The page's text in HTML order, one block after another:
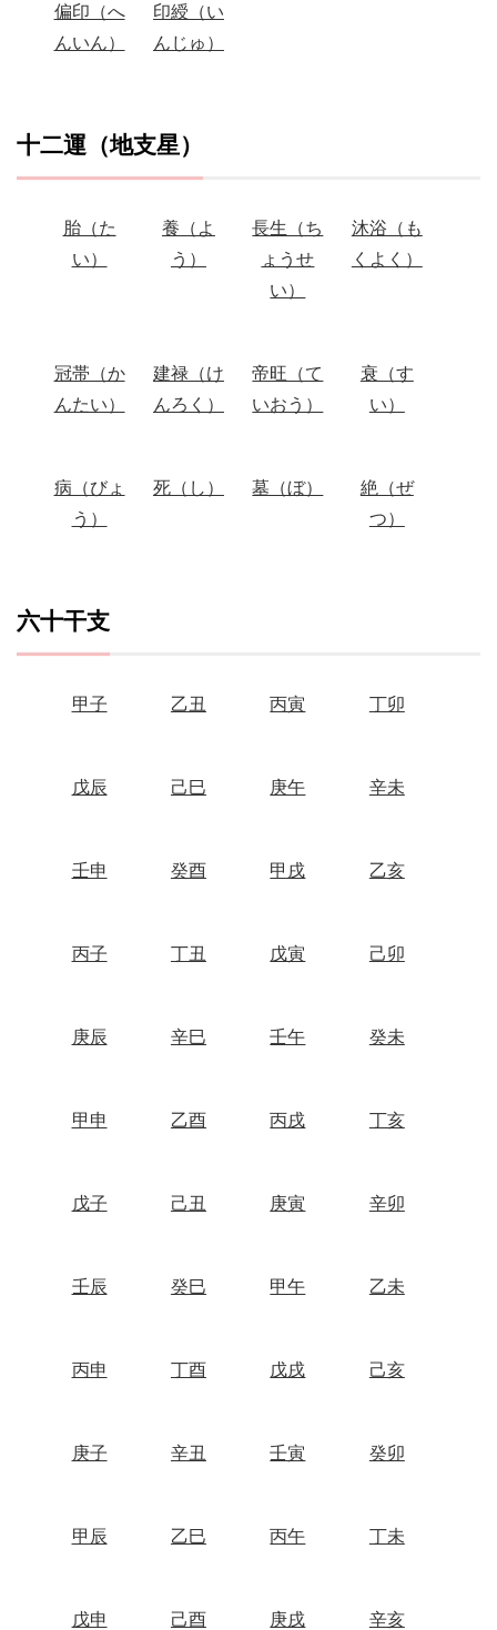
偏印（へ
んいん）
印綬（い
んじゅ）
十二運（地支星）
胎（た
い）
養（よ
う）
長生（ち
ょうせ
い）
沐浴（も
くよく）
冠帯（か
んたい）
建禄（け
んろく）
帝旺（て
いおう）
衰（す
い）
病（びょ
う）
死（し） 墓（ぼ）
絶（ぜ
つ）
六十干支
甲子 乙丑 丙寅 丁卯
戊辰 己巳 庚午 辛未
壬申 癸酉 甲戌 乙亥
丙子 丁丑 戊寅 己卯
庚辰 辛巳 壬午 癸未
甲申 乙酉 丙戌 丁亥
戊子 己丑 庚寅 辛卯
壬辰 癸巳 甲午 乙未
丙申 丁酉 戊戌 己亥
庚子 辛丑 壬寅 癸卯
甲辰 乙巳 丙午 丁未
戊申 己酉 庚戌 辛亥